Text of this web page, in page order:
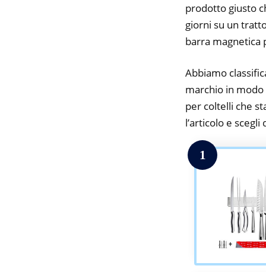
prodotto giusto
giorni su un
barra magnetica
Abbiamo
marchio in
per coltelli che
l’articolo e
1